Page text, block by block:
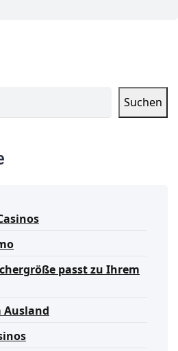
Suchen
passt zu Ihrem
Ausland